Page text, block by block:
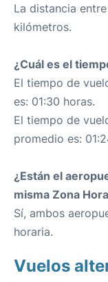
La distancia
kilómetros.
¿Cuál es el
El tiempo de
es: 01:30 horas.
El tiempo de
promedio es:
¿Están el
misma Zona
Sí, ambos
horaria.
Vuelos